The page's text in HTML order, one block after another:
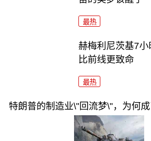
最热
赫梅利尼茨基7
比前线更致命
最热
特朗普的制造业\"回流梦\"，为何成